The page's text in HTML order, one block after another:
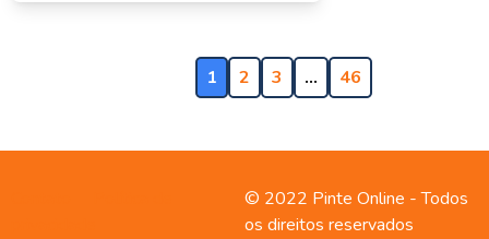
1 2 3 … 46
© 2022 Pinte Online - Todos
os direitos reservados